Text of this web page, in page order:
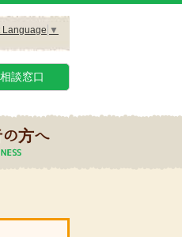
Language ▼
相談窓口
方へ